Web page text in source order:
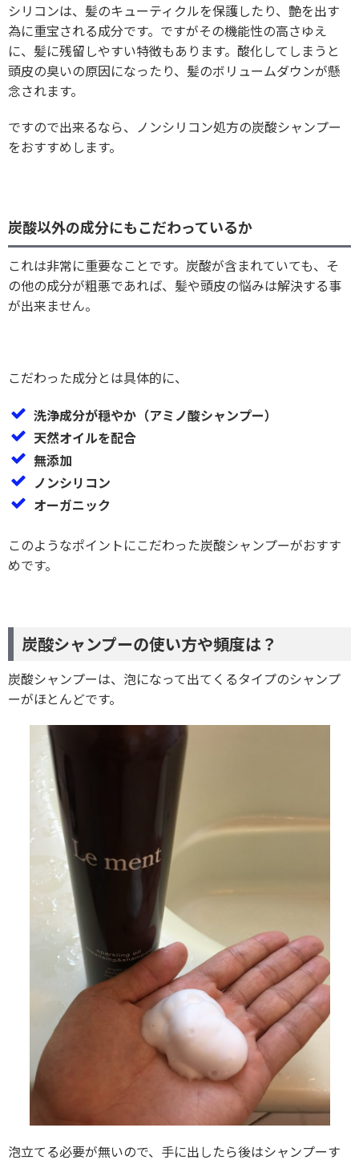
シリコンは、髪のキューティクルを保護したり、艶を出す
為に重宝される成分です。ですがその機能性の高さゆえ
に、髪に残留しやすい特徴もあります。酸化してしまうと
頭皮の臭いの原因になったり、髪のボリュームダウンが懸
念されます。
ですので出来るなら、ノンシリコン処方の炭酸シャンプー
をおすすめします。
炭酸以外の成分にもこだわっているか
これは非常に重要なことです。炭酸が含まれていても、そ
の他の成分が粗悪であれば、髪や頭皮の悩みは解決する事
が出来ません。
こだわった成分とは具体的に、
洗浄成分が穏やか（アミノ酸シャンプー）
天然オイルを配合
無添加
ノンシリコン
オーガニック
このようなポイントにこだわった炭酸シャンプーがおすす
めです。
炭酸シャンプーの使い方や頻度は？
炭酸シャンプーは、泡になって出てくるタイプのシャンプ
ーがほとんどです。
泡立てる必要が無いので、手に出したら後はシャンプーす